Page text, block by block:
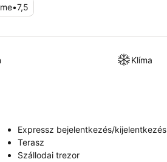
•7,5
Klíma
Expressz bejelentkezés/kijelentkezés
Terasz
Szállodai trezor